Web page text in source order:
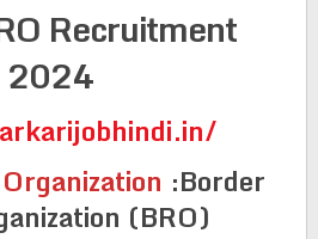
Recruitment
2024
:Border
(BRO)